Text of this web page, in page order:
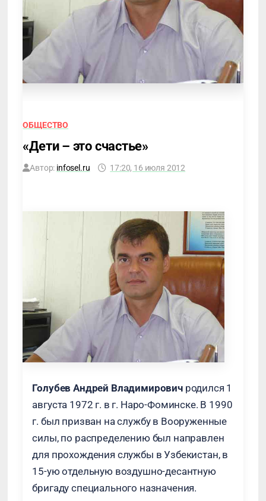
ОБЩЕСТВО
«Дети – это счастье»
Автор: infosel.ru 17:20, 16 июля 2012
Голубев Андрей Владимировичродился 1
августа 1972 г. в г. Наро-Фоминске. В 1990
г. был призван на службу в Вооруженные
силы, по распределению был направлен
для прохождения службы в Узбекистан, в
15-ую отдельную воздушно-десантную
бригаду специального назначения.